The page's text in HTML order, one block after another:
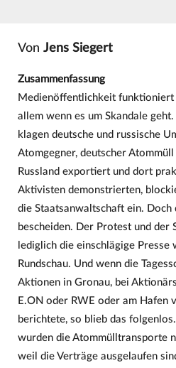
Von Jens Siegert
Zusammenfassung
Medienöffentlichkeit funktioniert
allem wenn es um Skandale
klagen deutsche und russische
Atomgegner, deutscher
Russland exportiert und dort
Aktivisten demonstrierten,
die Staatsanwaltschaft ein.
bescheiden. Der Protest und der
lediglich die einschlägige
Rundschau. Und wenn die
Aktionen in Gronau, bei
E.ON oder RWE oder am Hafen
berichtete, so blieb das
wurden die Atommülltransporte
weil die Verträge ausgelaufen